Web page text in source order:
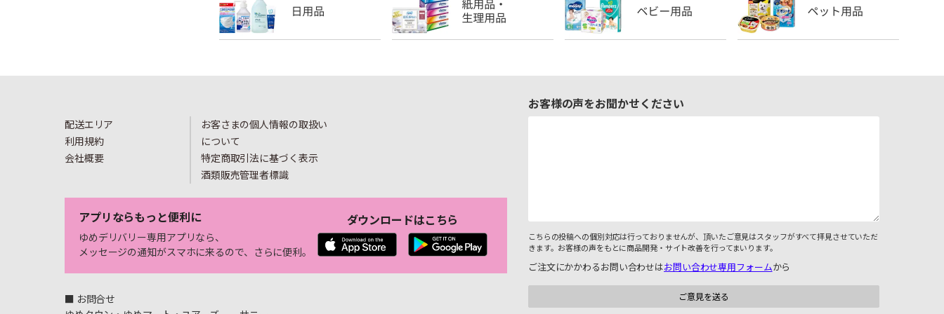
配送エリア
利用規約
会社概要
お客さまの個人情報の取扱い
について
特定商取引法に基づく表示
酒類販売管理者標識
アプリならもっと便利に
ゆめデリバリー専用アプリなら、
メッセージの通知がスマホに来るので、さらに便利。
ダウンロードはこちら
■ お問合せ
お客様の声をお聞かせください
こちらの投稿への個別対応は行っておりませんが、頂いたご意見はスタッフがすべて拝見させていただ
きます。お客様の声をもとに商品開発・サイト改善を行ってまいります。
ご注文にかかわるお問い合わせはお問い合わせ専用フォームから